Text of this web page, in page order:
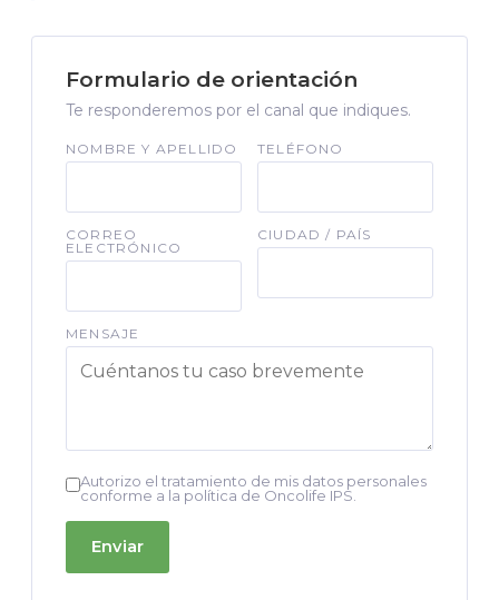
Formulario de orientación
Te responderemos por el canal que indiques.
NOMBRE Y APELLIDO TELÉFONO
CORREO
ELECTRÓNICO
CIUDAD / PAÍS
MENSAJE
Autorizo el tratamiento de mis datos personales
conforme a la política de Oncolife IPS.
Enviar